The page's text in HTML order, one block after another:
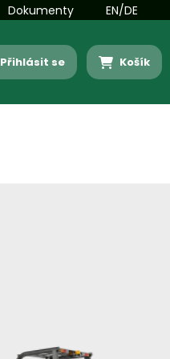
Dokumenty EN/DE
Přihlásit se Košík